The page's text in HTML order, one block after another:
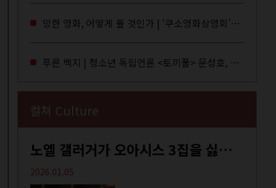
고 MD들의 고민 끝에 세상 밖으
로 나온 종이 잡지 어떤(otton).
망한 영화, 어떻게 볼 것인가 | ‘쿠소영화상영회’와 ‘가자미’의 이야기
푸른 백지 | 청소년 독립언론 <토끼풀> 문성호, 서부건
컬쳐 Culture
노엘 갤러거가 오아시스 3집을 싫어하는 이유 | DEFINITELY MAYBE, AGAIN
2026.01.05